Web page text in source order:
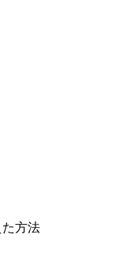
方法